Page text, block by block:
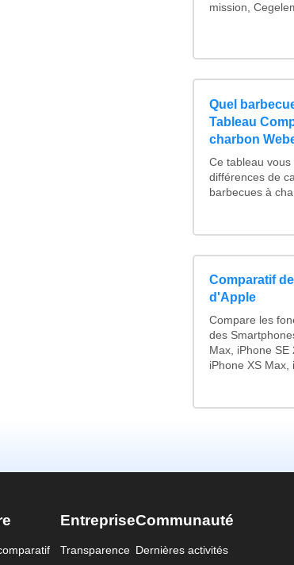
mission,
Quel
Tableau
charbon
Ce tableau
différences de
barbecues à
Comparatif
d'Apple
Compare les
des
Max, iPhone SE
iPhone XS Max,
Entreprise
Transparence
Communauté
Dernières activités